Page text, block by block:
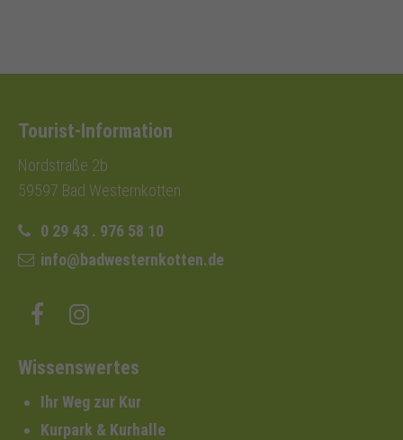
Tourist-Information
Nordstraße 2b
59597 Bad Westernkotten
0 29 43 . 976 58 10
info@badwesternkotten.de
Wissenswertes
Ihr Weg zur Kur
Kurpark & Kurhalle